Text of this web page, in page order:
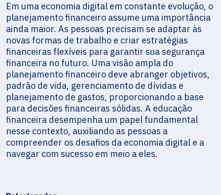
Em uma economia digital em constante evolução, o
planejamento financeiro assume uma importância
ainda maior. As pessoas precisam se adaptar às
novas formas de trabalho e criar estratégias
financeiras flexíveis para garantir sua segurança
financeira no futuro. Uma visão ampla do
planejamento financeiro deve abranger objetivos,
padrão de vida, gerenciamento de dívidas e
planejamento de gastos, proporcionando a base
para decisões financeiras sólidas. A educação
financeira desempenha um papel fundamental
nesse contexto, auxiliando as pessoas a
compreender os desafios da economia digital e a
navegar com sucesso em meio a eles.